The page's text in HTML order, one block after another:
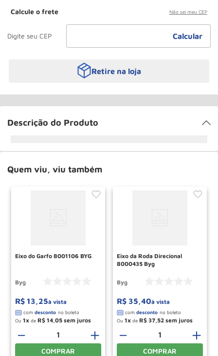
Calcule o frete Não sei meu CEP
Retire na loja
Descrição do Produto
Quem viu, viu também
Eixo do Garfo 8001106 BYG
Byg
R$ 13 25à vista
Ou 1 de R$ 14 05
＋
－
COMPRAR
Eixo da Roda Direcional
8000435 Byg
Byg
R$ 35 40à vista
Ou 1 de R$ 37 52
＋
－
COMPRAR